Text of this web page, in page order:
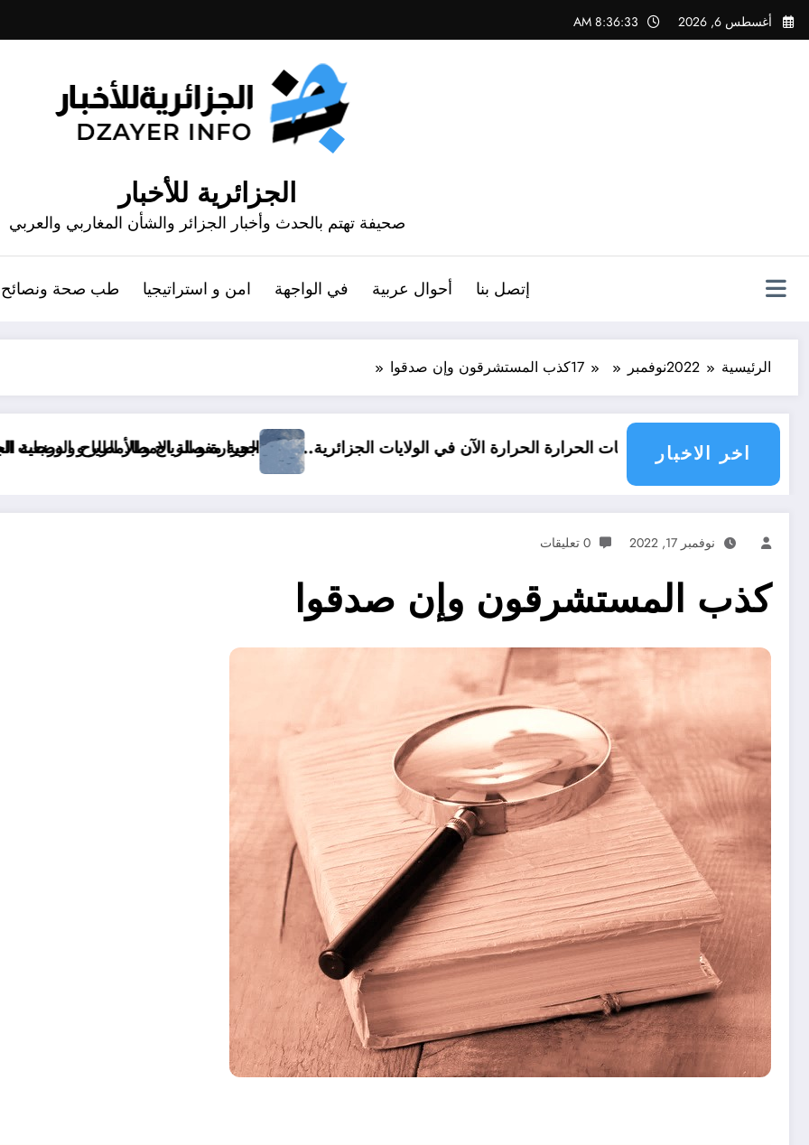
التجاوز
إلى
أغسطس 6, 2026 8:36:35 AM
الجزائرية للأخبار
صحيفة تهتم بالحدث وأخبار الجزائر والشأن المغاربي والعربي
إتصل بنا أحوال عربية في الواجهة امن و استراتيجيا طب صحة ونصائح
الرئيسية 2022نوفمبر 17كذب المستشرقون وإن صدقوا
اخر الاخبار
الآن في الولايات الجزائرية.. نشرة جوية مفصلة الامطار الرياح و درجات الحرارة في الولايات الجزائرية اليوم الحرارة و الرياح و الأمطار و الوضعية الجوية وحالة البحر في الولايات الجزائرية اليوم le monde
نوفمبر 17, 2022 0 تعليقات
كذب المستشرقون وإن صدقوا